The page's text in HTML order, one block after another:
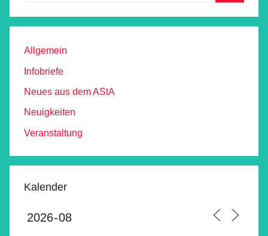
Allgemein
Infobriefe
Neues aus dem AStA
Neuigkeiten
Veranstaltung
Kalender